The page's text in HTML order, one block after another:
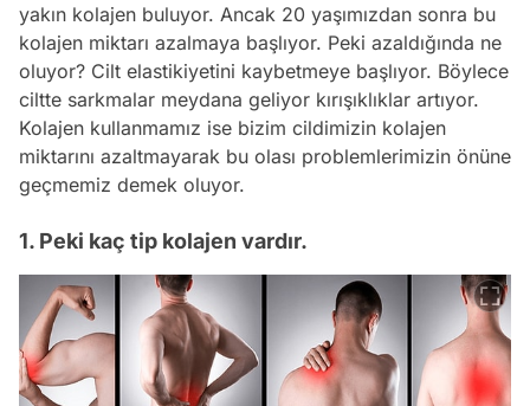
yakın kolajen buluyor. Ancak 20 yaşımızdan sonra bu
kolajen miktarı azalmaya başlıyor. Peki azaldığında ne
oluyor? Cilt elastikiyetini kaybetmeye başlıyor. Böylece
ciltte sarkmalar meydana geliyor kırışıklıklar artıyor.
Kolajen kullanmamız ise bizim cildimizin kolajen
miktarını azaltmayarak bu olası problemlerimizin önüne
geçmemiz demek oluyor.
1. Peki kaç tip kolajen vardır.